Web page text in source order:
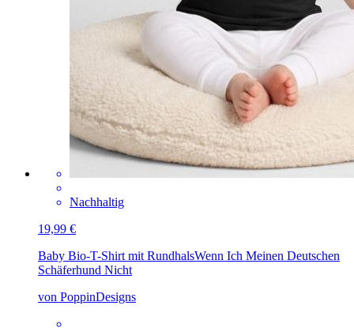
Nachhaltig
19,99 €
Baby Bio-T-Shirt mit RundhalsWenn Ich Meinen Deutschen
Schäferhund Nicht
von PoppinDesigns